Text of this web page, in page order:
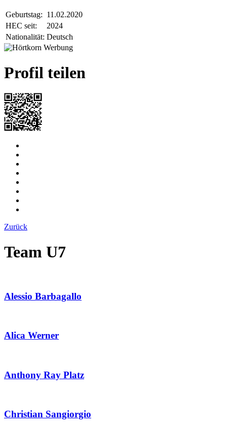
Geburtstag: 11.02.2020
HEC seit:
2024
Nationalität: Deutsch
Profil teilen
Zurück
Team U7
Alessio Barbagallo
Alica Werner
Anthony Ray Platz
Christian Sangiorgio